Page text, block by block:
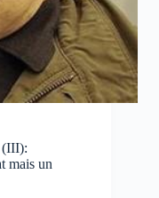
(III):
mais un